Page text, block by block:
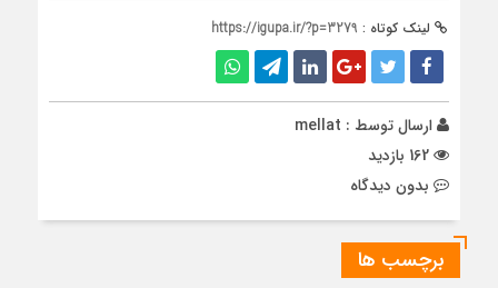
لینک کوتاه : https://igupa.ir/?p=3279
ارسال توسط : mellat
بدون دیدگاه
برچسب ها